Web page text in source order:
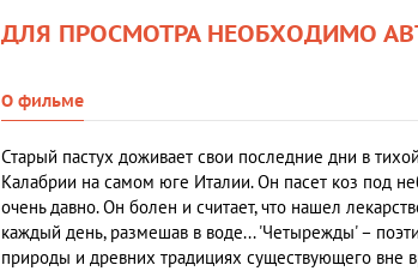
ДЛЯ ПРОСМОТРА НЕОБХОДИМО
О фильме
Старый пастух доживает свои последние дни в
Калабрии на самом юге Италии. Он пасет коз под
очень давно. Он болен и считает, что нашел
каждый день, размешав в воде... 'Четырежды' –
природы и древних традициях существующего вне